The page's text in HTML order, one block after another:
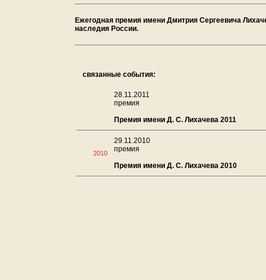
Ежегодная премия имени Дмитрия Сергеевича
наследия России.
связанные события:
28.11.2011
премия
Премия имени Д. С. Лихачева 2011
2010
29.11.2010
премия
Премия имени Д. С. Лихачева 2010